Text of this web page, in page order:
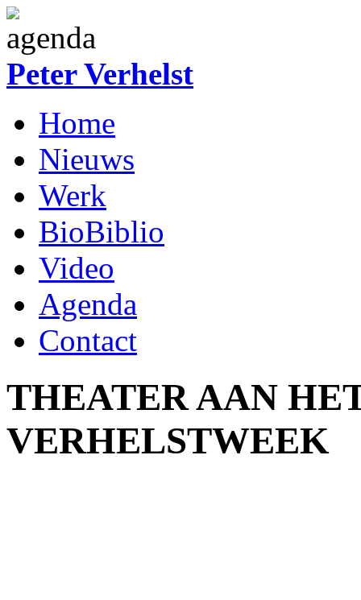
Overslaan en naar de inhoud gaan
Peter Verhelst
Home
Nieuws
Werk
BioBiblio
Video
Agenda
Contact
THEATER AAN
VERHELSTWEEK